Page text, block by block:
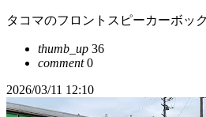
タコマのフロントスピーカーボッ
thumb_up 36
comment0
2026/03/11 12:10